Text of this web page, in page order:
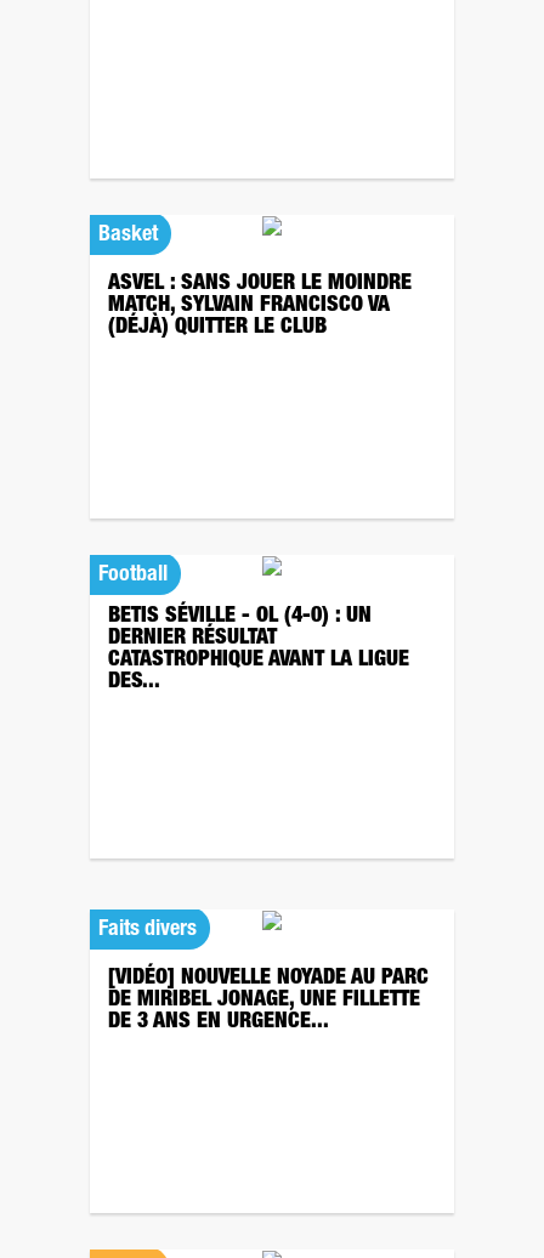
Basket
ASVEL : SANS JOUER LE MOINDRE
MATCH, SYLVAIN FRANCISCO VA
(DÉJÀ) QUITTER LE CLUB
Football
BETIS SÉVILLE - OL (4-0) : UN
DERNIER RÉSULTAT
CATASTROPHIQUE AVANT LA LIGUE
DES...
Faits divers
[VIDÉO] NOUVELLE NOYADE AU PARC
DE MIRIBEL JONAGE, UNE FILLETTE
DE 3 ANS EN URGENCE...